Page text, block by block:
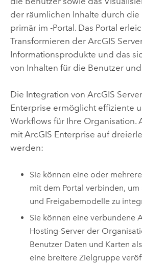
der räumlichen Inhalte durch
primär im -Portal. Das Portal
Transformieren der ArcGIS
Informationsprodukte und das
von Inhalten für die Benutzer
Die Integration von ArcGIS Server
Enterprise ermöglicht effiziente
Workflows für Ihre Organisation.
mit ArcGIS Enterprise auf
werden:
Sie können eine oder
mit dem Portal verbinden, um
und Freigabemodelle zu
Sie können eine verbundene
Hosting-Server der
Benutzer Daten und Karten
eine breitere Zielgruppe